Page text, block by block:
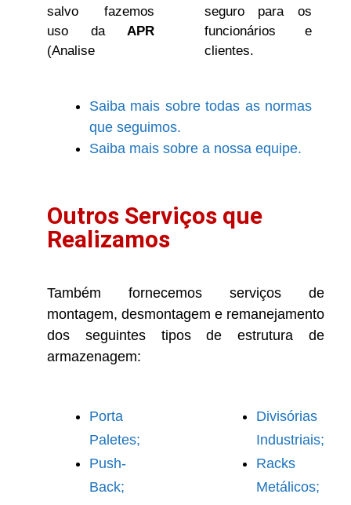
salvo fazemos
uso da APR
(Analise
seguro para os
funcionários e
clientes.
Saiba mais sobre todas as normas
que seguimos.
Saiba mais sobre a nossa equipe.
Outros Serviços que
Realizamos
Também fornecemos serviços de
montagem, desmontagem e remanejamento
dos seguintes tipos de estrutura de
armazenagem:
Porta
Paletes;
Push-
Back;
Divisórias
Industriais;
Racks
Metálicos;